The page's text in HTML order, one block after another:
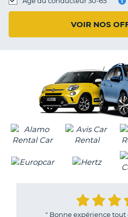
VOIR NOS
" Bonne expérience tout